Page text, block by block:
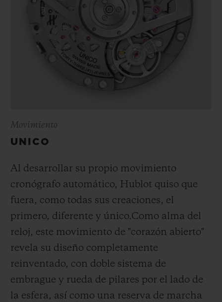
Movimiento
UNICO
Al desarrollar su propio movimiento
cronógrafo automático, Hublot quiso que
fuera, como todas sus creaciones, el
primero, diferente y único.Como alma del
reloj, este movimiento de "corazón abierto"
revela su diseño completamente
reinventado, con doble sistema de
embrague y rueda de pilares por el lado de
la esfera, así como una reserva de marcha